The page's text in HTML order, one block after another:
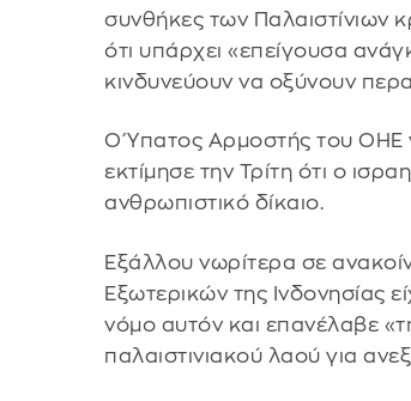
συνθήκες των Παλαιστίνιων
ότι υπάρχει «επείγουσα
κινδυνεύουν να οξύνουν
Ο Ύπατος Αρμοστής του ΟΗΕ
εκτίμησε την Τρίτη ότι ο
ανθρωπιστικό δίκαιο.
Εξάλλου νωρίτερα σε
Εξωτερικών της Ινδονησίας
νόμο αυτόν και επανέλαβε
παλαιστινιακού λαού για